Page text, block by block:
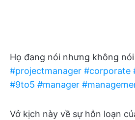
Họ đang nói nhưng không
#projectmanager #corporate
#9to5 #manager
Vở kịch này về sự hỗn loạn